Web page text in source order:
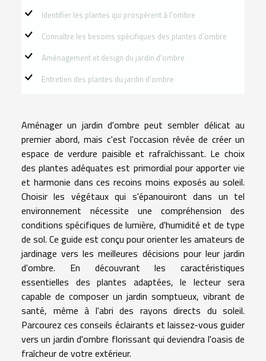
Identifier les plantes qui prospèrent à l'ombre
Connaître les besoins spécifiques des plantes d'ombre
Aménagement et design du jardin d'ombre
Entretien des plantes du jardin d'ombre
Aménager un jardin d'ombre peut sembler délicat au
premier abord, mais c'est l'occasion rêvée de créer un
espace de verdure paisible et rafraîchissant. Le choix
des plantes adéquates est primordial pour apporter vie
et harmonie dans ces recoins moins exposés au soleil.
Choisir les végétaux qui s'épanouiront dans un tel
environnement nécessite une compréhension des
conditions spécifiques de lumière, d'humidité et de type
de sol. Ce guide est conçu pour orienter les amateurs de
jardinage vers les meilleures décisions pour leur jardin
d'ombre. En découvrant les caractéristiques
essentielles des plantes adaptées, le lecteur sera
capable de composer un jardin somptueux, vibrant de
santé, même à l'abri des rayons directs du soleil.
Parcourez ces conseils éclairants et laissez-vous guider
vers un jardin d'ombre florissant qui deviendra l'oasis de
fraîcheur de votre extérieur.